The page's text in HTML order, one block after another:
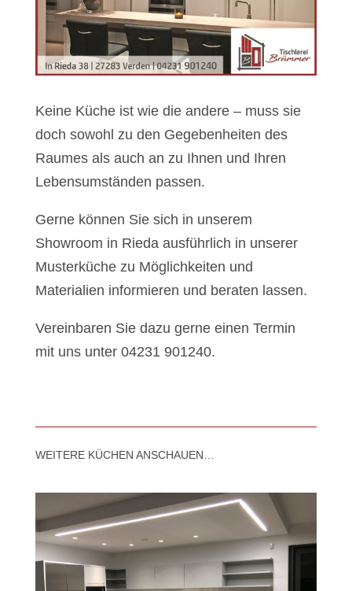
Keine Küche ist wie die andere – muss sie
doch sowohl zu den Gegebenheiten des
Raumes als auch an zu Ihnen und Ihren
Lebensumständen passen.
Gerne können Sie sich in unserem
Showroom in Rieda ausführlich in unserer
Musterküche zu Möglichkeiten und
Materialien informieren und beraten lassen.
Vereinbaren Sie dazu gerne einen Termin
mit uns unter 04231 901240.
WEITERE KÜCHEN ANSCHAUEN…